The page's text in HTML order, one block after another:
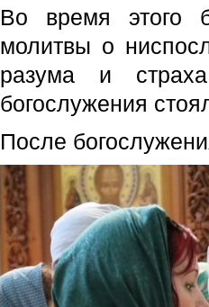
Во время этого
молитвы о
разума и
богослужения
После